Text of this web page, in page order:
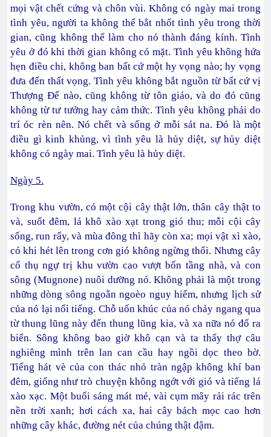
mọi vật chết cứng và chôn vùi. Không có ngày mai trong
tình yêu, người ta không thể bắt nhốt tình yêu trong thời
gian, cũng không thể làm cho nó thành đáng kính. Tình
yêu ở đó khi thời gian không có mặt. Tình yêu không hứa
hẹn điều chi, không ban bất cứ một hy vọng nào; hy vọng
đưa đến thất vọng. Tình yêu không bắt nguồn từ bất cứ vị
Thượng Đế nào, cũng không từ tôn giáo, và do đó cũng
không từ tư tưởng hay cảm thức. Tình yêu không phải do
trí óc rèn nên. Nó chết và sống ở mỗi sát na. Đó là một
điều gì kinh khủng, vì tình yêu là hủy diệt, sự hủy diệt
không có ngày mai. Tình yêu là hủy diệt.
Ngày 5.
Trong khu vườn, có một cội cây thật lớn, thân cây thật to
và, suốt đêm, lá khô xào xạt trong gió thu; mỗi cội cây
sống, run rẩy, và mùa đông thì hãy còn xa; mọi vật xì xào,
có khi hét lên trong cơn gió không ngừng thổi. Nhưng cây
cổ thụ ngự trị khu vườn cao vượt bốn tầng nhà, và con
sông (Mugnone) nuôi dưỡng nó. Không phải là một trong
những dòng sông ngoằn ngoèo nguy hiểm, nhưng lịch sử
của nó lại nổi tiếng. Chỗ uốn khúc của nó chảy ngang qua
từ thung lũng này đến thung lũng kia, và xa nữa nó đổ ra
biển. Sông không bao giờ khô cạn và ta thấy thợ câu
nghiêng mình trên lan can cầu hay ngồi dọc theo bờ.
Tiếng hát vè của con thác nhỏ tràn ngập không khí ban
đêm, giống như trò chuyện không ngớt với gió và tiếng lá
xào xạc. Một buổi sáng mát mẻ, vài cụm mây rải rác trên
nền trời xanh; hơi cách xa, hai cây bách mọc cao hơn
những cây khác, đường nét của chúng thật đậm.